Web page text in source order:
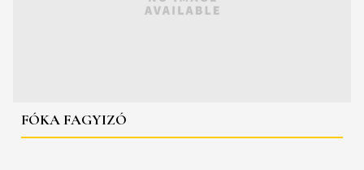
FÓKA FAGYIZÓ